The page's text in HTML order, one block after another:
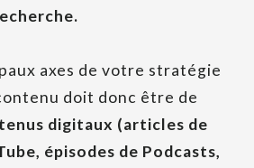
axes de votre stratégie
doit donc être de
digitaux (articles de
épisodes de Podcasts,